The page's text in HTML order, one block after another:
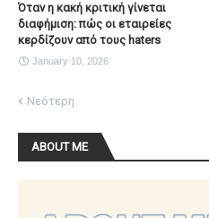
Όταν η κακή κριτική γίνεται
διαφήμιση: πώς οι εταιρείες
κερδίζουν από τους haters
January 10, 2026
Νεότερη
ABOUT ME